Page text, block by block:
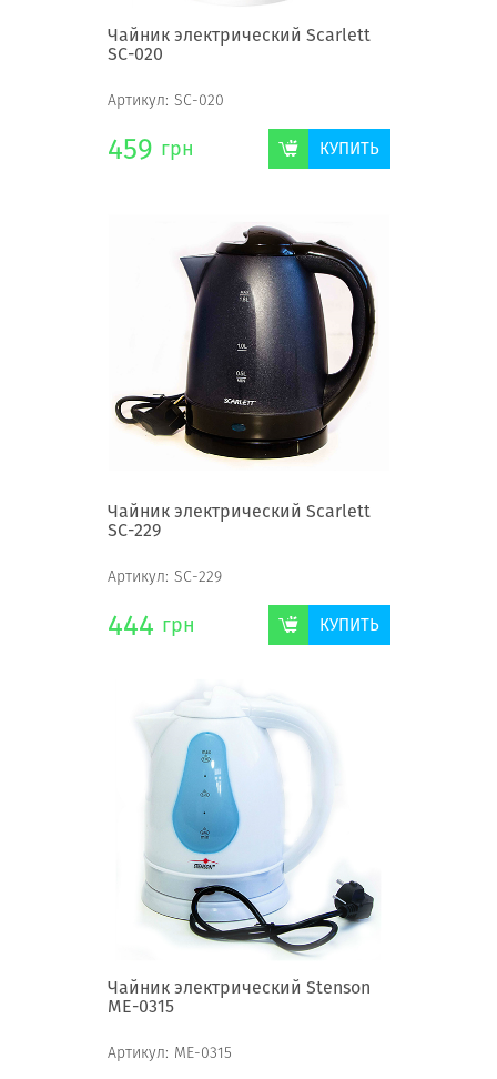
Чайник электрический Scarlett
SC-020
Артикул: SC-020
459 грн КУПИТЬ
Чайник электрический Scarlett
SC-229
Артикул: SC-229
444 грн КУПИТЬ
Чайник электрический Stenson
ME-0315
Артикул: ME-0315